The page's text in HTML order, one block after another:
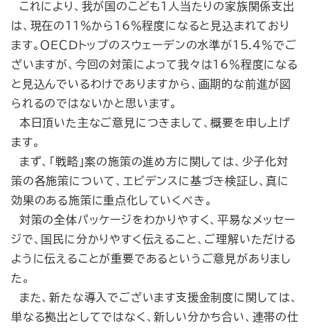
これにより、我が国のこども１人当たりの家族関係支出
は、現在の11％から16％程度になると見込まれており
ます。ＯＥＣＤトップのスウェーデンの水準が15.4％でご
ざいますが、今回の対策によって我々は16％程度になる
と見込んでいるわけでありますから、画期的な前進が図
られるのではないかと思います。
本日頂いた主なご意見につきまして、概要を申し上げ
ます。
まず、「戦略」案の施策の進め方に関しては、少子化対
策の各施策について、エビデンスに基づき検証し、真に
効果のある施策に重点化していくべき。
対策の全体パッケージをわかりやすく、平易なメッセー
ジで、国民に分かりやすく伝えること、ご理解いただける
ように伝えることが重要であるというご意見がありまし
た。
また、新たな導入でございます支援金制度に関しては、
単なる拠出としてではなく、新しい分かち合い、連帯の仕